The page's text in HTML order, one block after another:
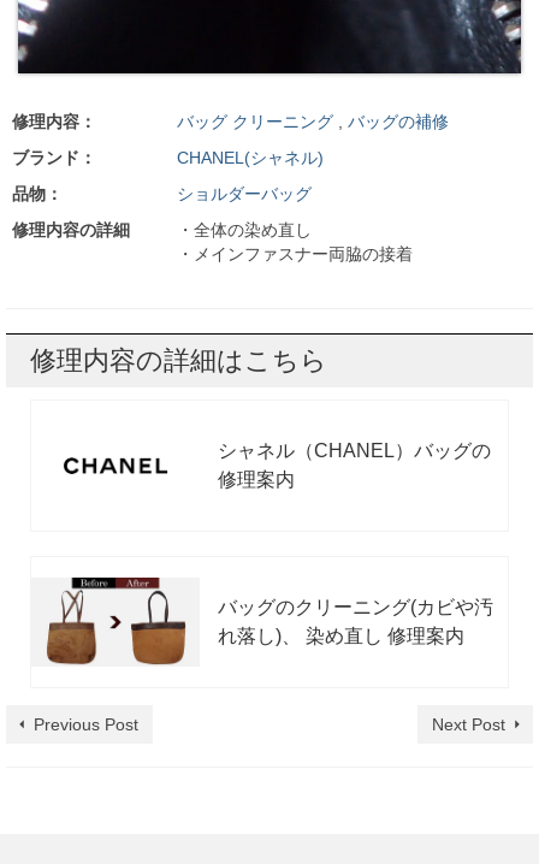
修理内容： バッグ クリーニング
バッグの補修
ブランド：
CHANEL(シャネル)
品物：
ショルダーバッグ
修理内容の詳細
・全体の染め直し
・メインファスナー両脇の接着
修理内容の詳細はこちら
シャネル（CHANEL）バッグの
修理案内
バッグのクリーニング(カビや汚
れ落し)、 染め直し 修理案内
Previous Post Next Post